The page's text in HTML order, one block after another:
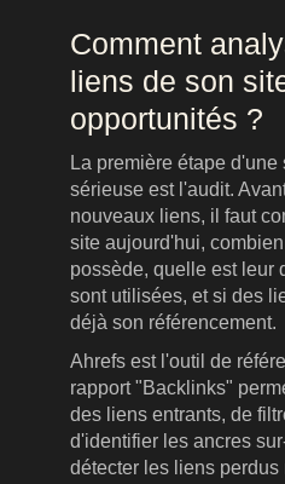
Comment
liens de son
opportunités ?
La première étape
sérieuse est l'audit.
nouveaux liens, il faut
site aujourd'hui,
possède, quelle est leur
sont utilisées, et si des
déjà son référencement.
Ahrefs est l'outil de
rapport "Backlinks"
des liens entrants, de
d'identifier les ancres
détecter les liens perdus